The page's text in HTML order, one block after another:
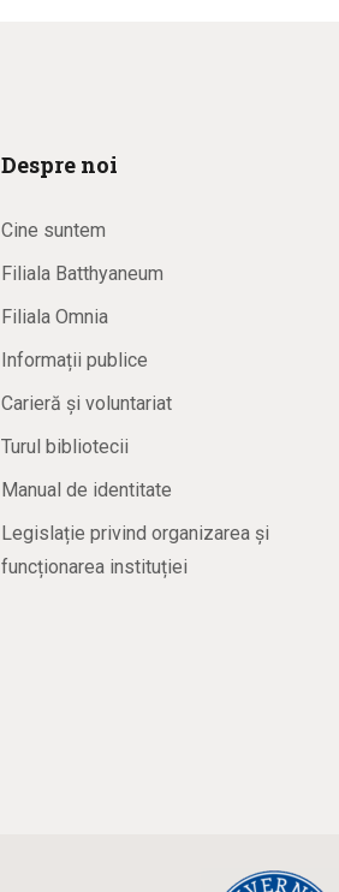
Despre noi
Cine suntem
Filiala Batthyaneum
Filiala Omnia
Informații publice
Carieră și voluntariat
Turul bibliotecii
Manual de identitate
Legislație privind organizarea și
funcționarea instituției